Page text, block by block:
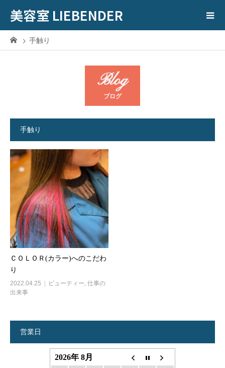
美容室 LIEBENDER
手触り
Blog
ブログ
手触り
ＣＯＬＯＲ(カラー)へのこだわ
り
2022.04.25 ビューティー, 仕事の
出来事
営業日
2026年 8月